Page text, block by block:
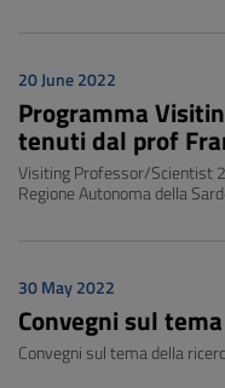
20 June 2022
Programma
tenuti dal prof
Visiting Professor/Scientist
Regione Autonoma della
30 May 2022
Convegni sul
Convegni sul tema della